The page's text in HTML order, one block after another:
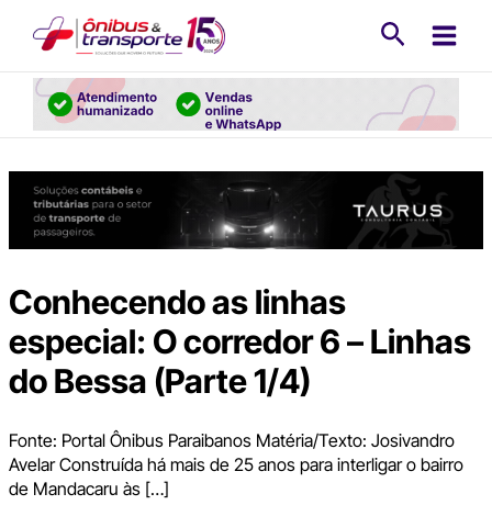
conteúdo
Conhecendo as linhas
especial: O corredor 6 – Linhas
do Bessa (Parte 1/4)
Fonte: Portal Ônibus Paraibanos Matéria/Texto: Josivandro
Avelar Construída há mais de 25 anos para interligar o bairro
de Mandacaru às […]